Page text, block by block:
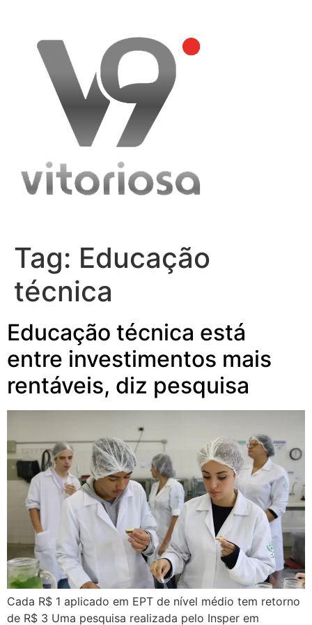
content
Tag: Educação
técnica
Educação técnica está
entre investimentos mais
rentáveis, diz pesquisa
Cada R$ 1 aplicado em EPT de nível médio tem retorno
de R$ 3 Uma pesquisa realizada pelo Insper em